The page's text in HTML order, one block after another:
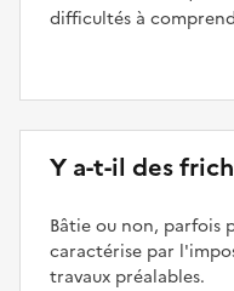
difficultés à
Y a-t-il des
Bâtie ou non, parfois
caractérise par
travaux préalables.